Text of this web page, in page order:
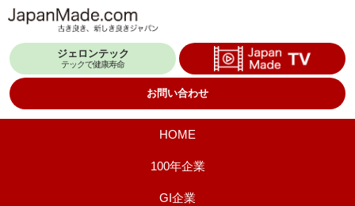
テ
ジェロンテック
テックで健康寿命
お問い合わせ
HOME
100年企業
GI企業